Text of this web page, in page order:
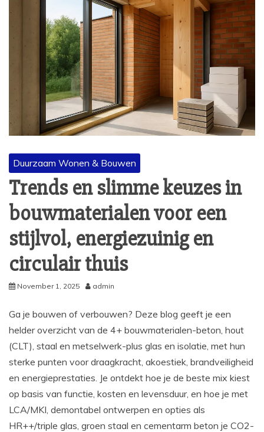
Duurzaam Wonen & Bouwen
Trends en slimme keuzes in
bouwmaterialen voor een
stijlvol, energiezuinig en
circulair thuis
November 1, 2025 admin
Ga je bouwen of verbouwen? Deze blog geeft je een
helder overzicht van de 4+ bouwmaterialen-beton, hout
(CLT), staal en metselwerk-plus glas en isolatie, met hun
sterke punten voor draagkracht, akoestiek, brandveiligheid
en energieprestaties. Je ontdekt hoe je de beste mix kiest
op basis van functie, kosten en levensduur, en hoe je met
LCA/MKI, demontabel ontwerpen en opties als
HR++/triple glas, groen staal en cementarm beton je CO2-